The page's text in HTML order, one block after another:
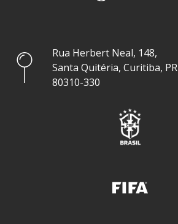
Rua Herbert Neal, 148,
Santa Quitéria, Curitiba, PR
80310-330